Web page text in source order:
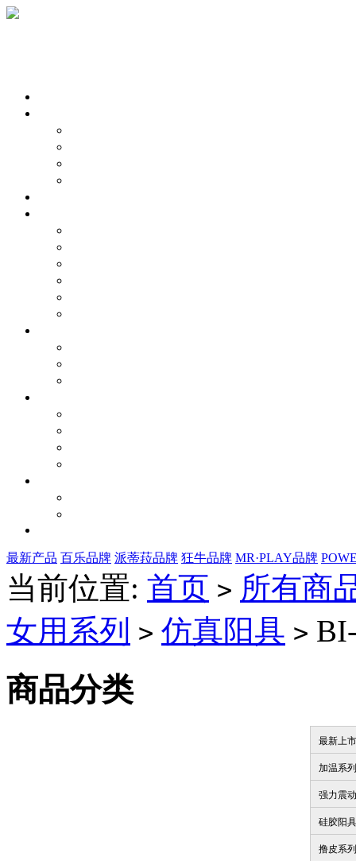
最新产品 百乐品牌 派蒂菈品牌 狂牛品牌 MR·PLAY品牌
当前位置: 首页 > 所有商
女用系列 > 仿真阳具 >
商品分类
最新上市
加温系列
强力震动
硅胶阳具
撸皮系列